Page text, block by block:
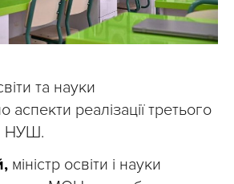
та науки
аспекти реалізації третього
НУШ.
міністр освіти і науки